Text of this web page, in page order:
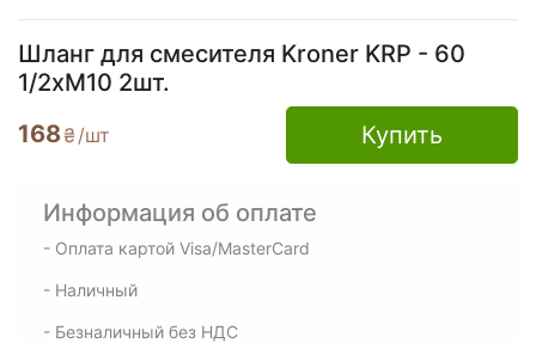
Шланг для смесителя Kroner KRP - 60
1/2хМ10 2шт.
168₴/шт Купить
Информация об оплате
- Оплата картой Visa/MasterCard
- Наличный
- Безналичный без НДС